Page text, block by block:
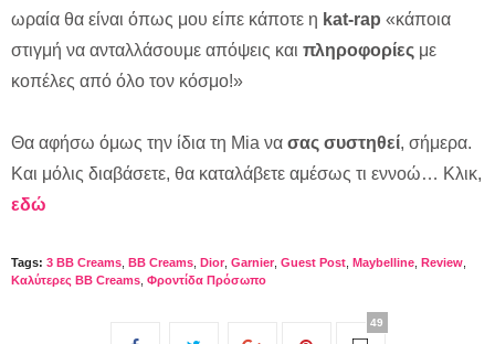
ωραία θα είναι όπως μου είπε κάποτε η kat-rap «κάποια
στιγμή να ανταλλάσουμε απόψεις και πληροφορίες με
κοπέλες από όλο τον κόσμο!»
Θα αφήσω όμως την ίδια τη Mia να σας συστηθεί, σήμερα.
Και μόλις διαβάσετε, θα καταλάβετε αμέσως τι εννοώ… Κλικ,
εδώ
Tags: 3 BB Creams BB Creams Dior Garnier Guest Post Maybelline Review
Καλύτερες BB Creams Φροντίδα Πρόσωπο
49